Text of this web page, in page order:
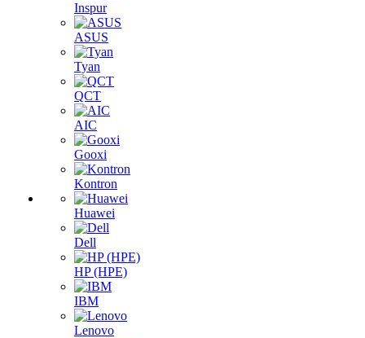
Inspur
ASUS
Tyan
QCT
AIC
Gooxi
Kontron
Huawei
Dell
HP (HPE)
IBM
Lenovo